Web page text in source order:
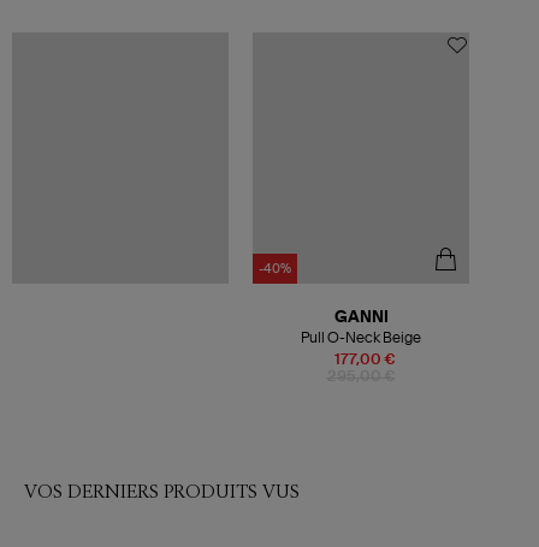
-40%
177,00 €
GANNI
Pull O-Neck Beige
VOS DERNIERS PRODUITS VUS